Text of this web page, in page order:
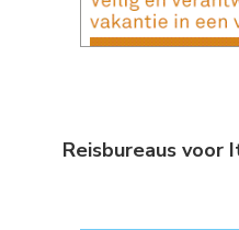
Reisbureaus voor